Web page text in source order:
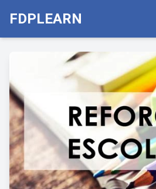
FDPLEARN